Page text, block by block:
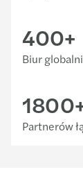
400+
Biur
1800
Partnerów